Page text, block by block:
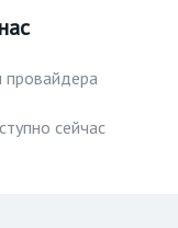
провайдера
сейчас